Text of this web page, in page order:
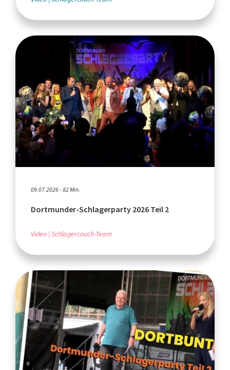
09.07.2026 - 82 Min.
Dortmunder-Schlagerparty 2026 Teil 2
Video Schlagercouch-Team